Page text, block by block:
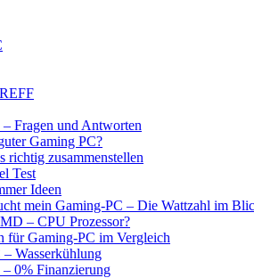
Fragen und Antworten
Gaming PC?
richtig zusammenstellen
Test
Ideen
mein Gaming-PC – Die Wattzahl im
– CPU Prozessor?
für Gaming-PC im Vergleich
Wasserkühlung
0% Finanzierung